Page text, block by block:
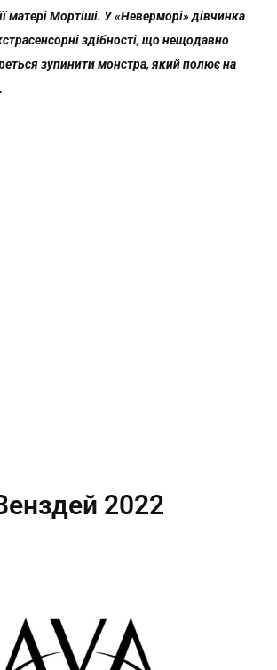
матері Мортіші. У «Неверморі» дівчинка
здібності, що нещодавно
зупинити монстра, який полює на
2022